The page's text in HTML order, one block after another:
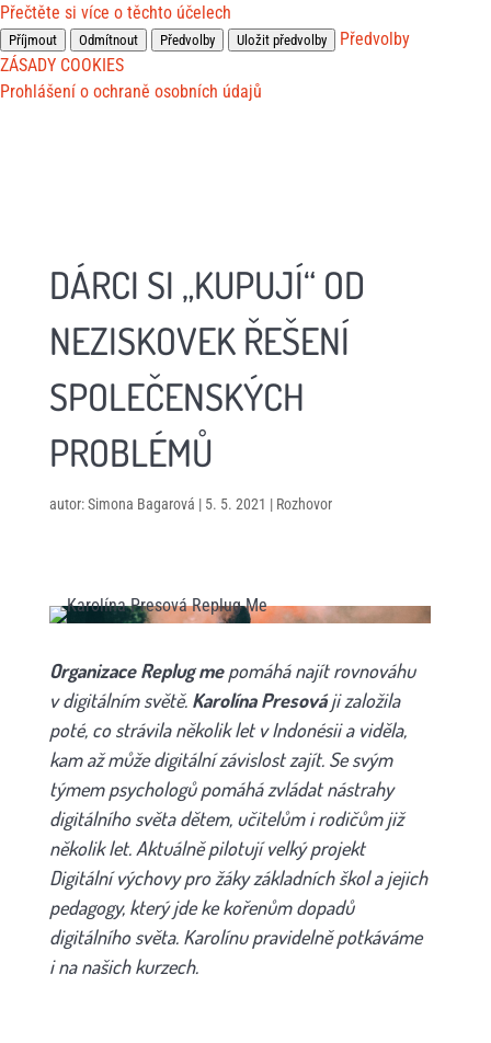
Přečtěte si více o těchto účelech
Příjmout Odmítnout Předvolby Uložit předvolby
Předvolby
ZÁSADY COOKIES
Prohlášení o ochraně osobních údajů
DÁRCI SI „KUPUJÍ“ OD
NEZISKOVEK ŘEŠENÍ
SPOLEČENSKÝCH
PROBLÉMŮ
autor:Simona Bagarová | 5. 5. 2021 | Rozhovor
Organizace Replug mepomáhá najít rovnováhu
v digitálním světě. Karolína Presováji založila
poté, co strávila několik let v Indonésii a viděla,
kam až může digitální závislost zajít. Se svým
týmem psychologů pomáhá zvládat nástrahy
digitálního světa dětem, učitelům i rodičům již
několik let. Aktuálně pilotují velký projekt
Digitální výchovy pro žáky základních škol a jejich
pedagogy, který jde ke kořenům dopadů
digitálního světa. Karolínu pravidelně potkáváme
i na našich kurzech.